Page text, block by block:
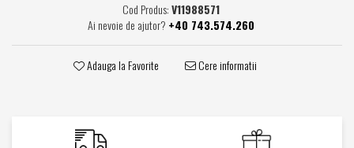
Role
Stelute / Sprocket
Cod Produs:V11988571
Ai nevoie de ajutor? +40 743.574.260
Adauga la Favorite Cere informatii